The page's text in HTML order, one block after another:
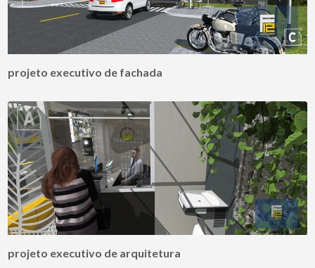
projeto executivo de fachada
projeto executivo de arquitetura